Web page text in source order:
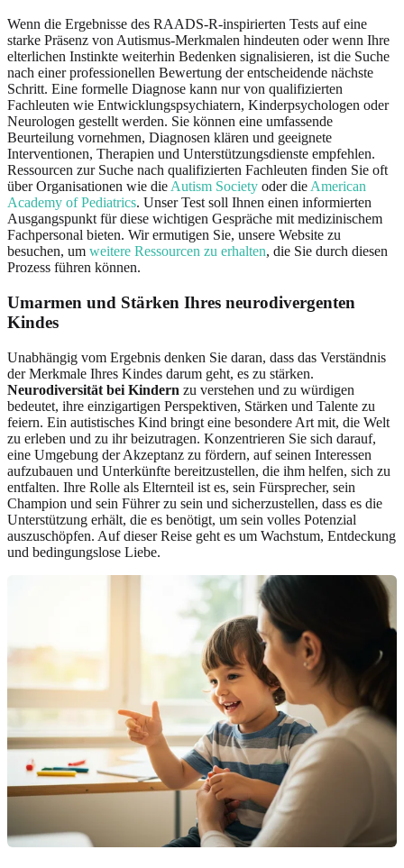
Wenn die Ergebnisse des RAADS-R-inspirierten Tests auf eine
starke Präsenz von Autismus-Merkmalen hindeuten oder wenn Ihre
elterlichen Instinkte weiterhin Bedenken signalisieren, ist die Suche
nach einer professionellen Bewertung der entscheidende nächste
Schritt. Eine formelle Diagnose kann nur von qualifizierten
Fachleuten wie Entwicklungspsychiatern, Kinderpsychologen oder
Neurologen gestellt werden. Sie können eine umfassende
Beurteilung vornehmen, Diagnosen klären und geeignete
Interventionen, Therapien und Unterstützungsdienste empfehlen.
Ressourcen zur Suche nach qualifizierten Fachleuten finden Sie oft
über Organisationen wie die Autism Society oder die American
Academy of Pediatrics. Unser Test soll Ihnen einen informierten
Ausgangspunkt für diese wichtigen Gespräche mit medizinischem
Fachpersonal bieten. Wir ermutigen Sie, unsere Website zu
besuchen, um weitere Ressourcen zu erhalten, die Sie durch diesen
Prozess führen können.
Umarmen und Stärken Ihres neurodivergenten
Kindes
Unabhängig vom Ergebnis denken Sie daran, dass das Verständnis
der Merkmale Ihres Kindes darum geht, es zu stärken.
Neurodiversität bei Kindern zu verstehen und zu würdigen
bedeutet, ihre einzigartigen Perspektiven, Stärken und Talente zu
feiern. Ein autistisches Kind bringt eine besondere Art mit, die Welt
zu erleben und zu ihr beizutragen. Konzentrieren Sie sich darauf,
eine Umgebung der Akzeptanz zu fördern, auf seinen Interessen
aufzubauen und Unterkünfte bereitzustellen, die ihm helfen, sich zu
entfalten. Ihre Rolle als Elternteil ist es, sein Fürsprecher, sein
Champion und sein Führer zu sein und sicherzustellen, dass es die
Unterstützung erhält, die es benötigt, um sein volles Potenzial
auszuschöpfen. Auf dieser Reise geht es um Wachstum, Entdeckung
und bedingungslose Liebe.